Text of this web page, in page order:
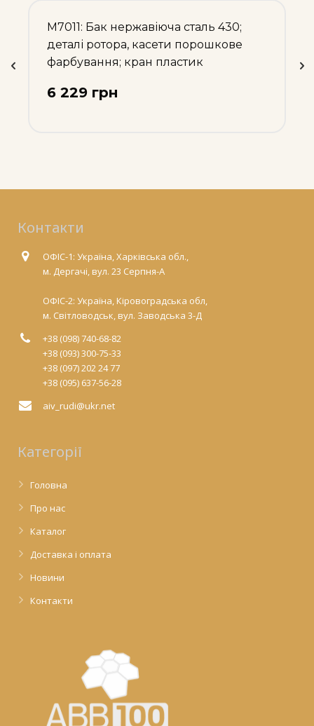
М7011: Бак нержавіюча сталь 430;
деталі ротора, касети порошкове
фарбування; кран пластик
6 229 грн
Контакти
ОФІС-1: Україна, Харківська обл.,
м. Дергачі, вул. 23 Серпня-А
ОФІС-2: Україна, Кіровоградська обл,
м. Світловодськ, вул. Заводська 3-Д
+38 (098) 740-68-82
+38 (093) 300-75-33
+38 (097) 202 24 77
+38 (095) 637-56-28
aiv_rudi@ukr.net
Категорії
Головна
Про нас
Каталог
Доставка і оплата
Новини
Контакти